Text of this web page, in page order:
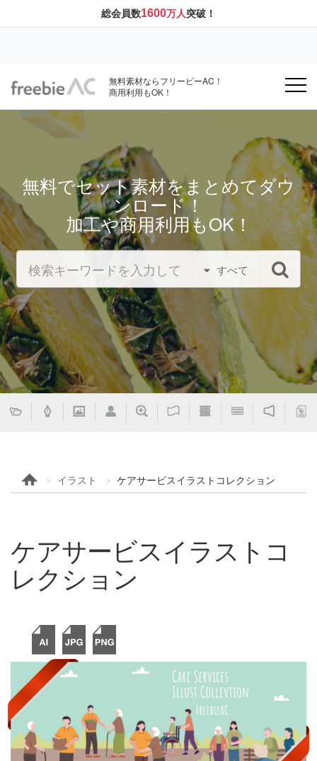
総会員数1600万人突破！
無料素材ならフリービーAC！
商用利用もOK！
無料でセット素材をまとめてダウ
ンロード！
加工や商用利用もOK！
すべて
イラスト ケアサービスイラストコレクション
ケアサービスイラストコ
レクション